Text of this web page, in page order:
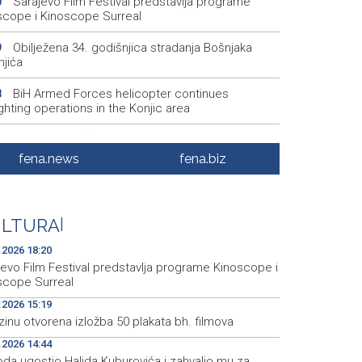
i Kinoscope Surreal
Obilježena 34. godišnjica stradanja Bošnjaka
BiH Armed Forces helicopter continues
operations in the Konjic area
Kanali bez gužvi - Pet evropskih gradova kao
Veneciji i Amsterdamu
U ponedjeljak počinje prodaja ulaznica za SFF u
Box Officeu u BKC-u
fena.news fena.biz
18:20
Film Festival predstavlja programe Kinoscope i
Surreal
15:19
otvorena izložba 50 plakata bh. filmova
14:44